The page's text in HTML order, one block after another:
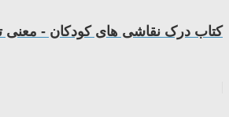
کتاب درک نقاشی های کودکان - معنی